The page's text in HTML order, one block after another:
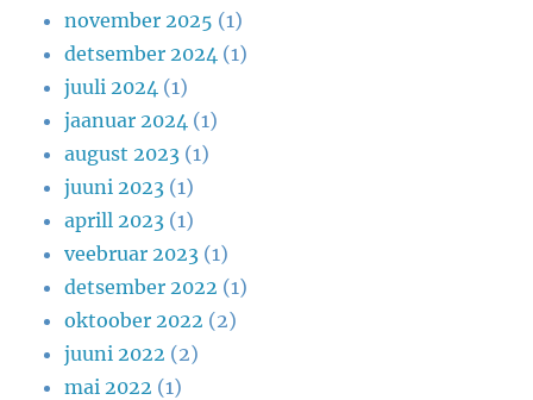
november 2025 (1)
detsember 2024 (1)
juuli 2024 (1)
jaanuar 2024 (1)
august 2023 (1)
juuni 2023 (1)
aprill 2023 (1)
veebruar 2023 (1)
detsember 2022 (1)
oktoober 2022 (2)
juuni 2022 (2)
mai 2022 (1)